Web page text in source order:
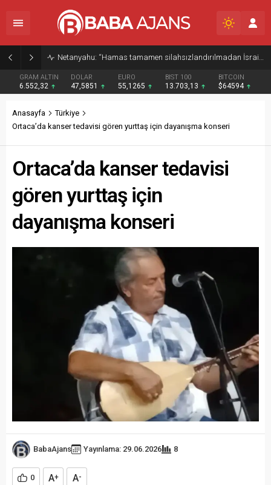
Netanyahu: “Hamas tamamen silahsızlandırılmadan İsrail Gazze’den çekilmeyecek”
GRAM ALTIN
6.552,32
DOLAR
47,5851
EURO
55,1265
BIST 100
13.703,13
BITCOIN
$64594
Anasayfa
Türkiye
Ortaca’da kanser tedavisi gören yurttaş için dayanışma konseri
Ortaca’da kanser tedavisi
gören yurttaş için
dayanışma konseri
BabaAjans Yayınlama: 29.06.2026 8
0 A+ A-